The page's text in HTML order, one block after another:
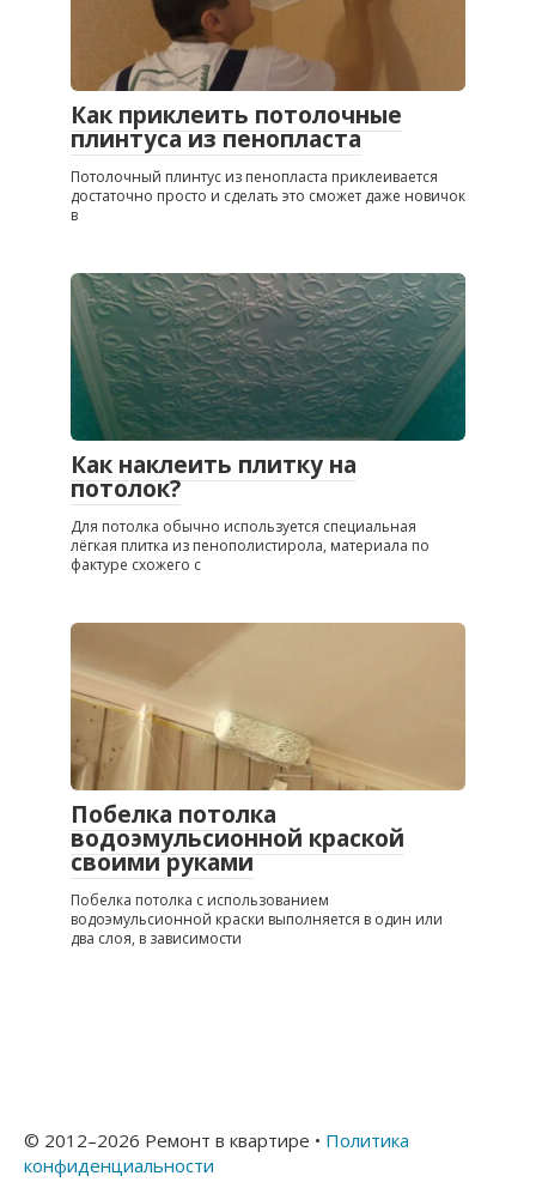
Как приклеить потолочные
плинтуса из пенопласта
Потолочный плинтус из пенопласта приклеивается
достаточно просто и сделать это сможет даже новичок
в
Как наклеить плитку на
потолок?
Для потолка обычно используется специальная
лёгкая плитка из пенополистирола, материала по
фактуре схожего с
Побелка потолка
водоэмульсионной краской
своими руками
Побелка потолка с использованием
водоэмульсионной краски выполняется в один или
два слоя, в зависимости
© 2012–2026 Ремонт в квартире • Политика
конфиденциальности